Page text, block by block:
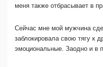
меня также отбрасывает в
Сейчас мне мой мужчина
заблокировала свою тягу к
эмоциональные. Заодно и в